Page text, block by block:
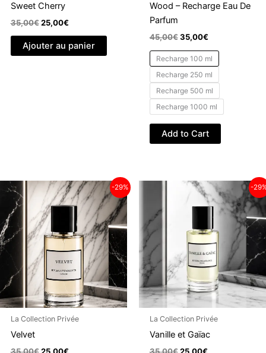
Sweet Cherry
35,00€ Le
initial
était :
25,00€Le
actuel
est :
Ajouter au panier
Wood – Recharge Eau De
Parfum
45,00€ Le
initial
était :
45,00€.
35,00€Le
actuel
est :
35,00€.
Recharge 100 ml
Recharge 250 ml
Recharge 500 ml
Recharge 1000 ml
Add to Cart
Ce
produit
variations.
Les
options
peuvent
être
choisies
sur
la
page
du
-29%
La Collection Privée
Velvet
35,00€ Le
25,00€Le
-
La Collection Privée
Vanille et Gaïac
35,00€ Le
25,00€Le